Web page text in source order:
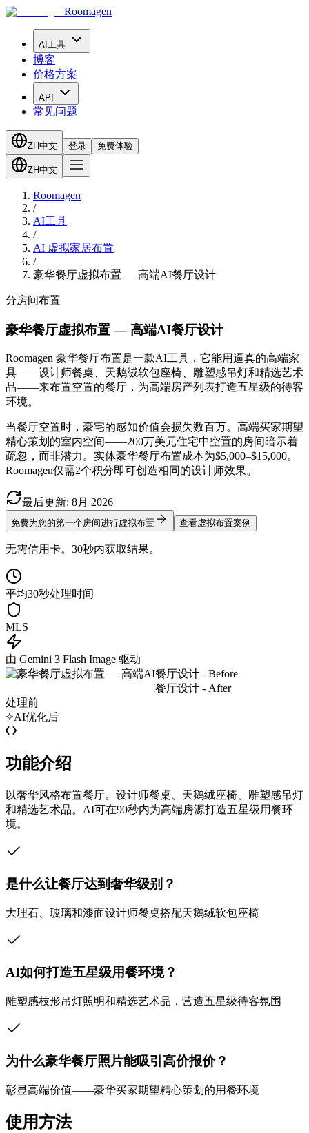
Roomagen
AI工具
博客
价格方案
API
常见问题
ZH中文 登录 免费体验
ZH中文
Roomagen
/
AI工具
/
AI 虚拟家居布置
/
豪华餐厅虚拟布置 — 高端AI餐厅设计
分房间布置
豪华餐厅虚拟布置 — 高端AI餐厅设计
Roomagen 豪华餐厅布置是一款AI工具，它能用逼真的高端家
具——设计师餐桌、天鹅绒软包座椅、雕塑感吊灯和精选艺术
品——来布置空置的餐厅，为高端房产列表打造五星级的待客
环境。
当餐厅空置时，豪宅的感知价值会损失数百万。高端买家期望
精心策划的室内空间——200万美元住宅中空置的房间暗示着
疏忽，而非潜力。实体豪华餐厅布置成本为$5,000–$15,000。
Roomagen仅需2个积分即可创造相同的设计师效果。
最后更新: 8月 2026
免费为您的第一个房间进行虚拟布置 查看虚拟布置案例
无需信用卡。30秒内获取结果。
平均30秒处理时间
MLS
由 Gemini 3 Flash Image 驱动
处理前
AI优化后
功能介绍
以奢华风格布置餐厅。设计师餐桌、天鹅绒座椅、雕塑感吊灯
和精选艺术品。AI可在90秒内为高端房源打造五星级用餐环
境。
是什么让餐厅达到奢华级别？
大理石、玻璃和漆面设计师餐桌搭配天鹅绒软包座椅
AI如何打造五星级用餐环境？
雕塑感枝形吊灯照明和精选艺术品，营造五星级待客氛围
为什么豪华餐厅照片能吸引高价报价？
彰显高端价值——豪华买家期望精心策划的用餐环境
使用方法